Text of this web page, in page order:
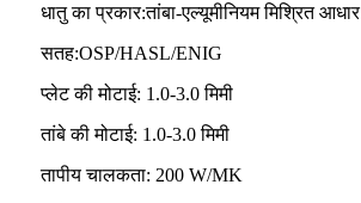
धातु का प्रकार:तांबा-एल्यूमीनियम मिश्रित आधार
सतह:OSP/HASL/ENIG
प्लेट की मोटाई: 1.0-3.0 मिमी
तांबे की मोटाई: 1.0-3.0 मिमी
तापीय चालकता: 200 W/MK